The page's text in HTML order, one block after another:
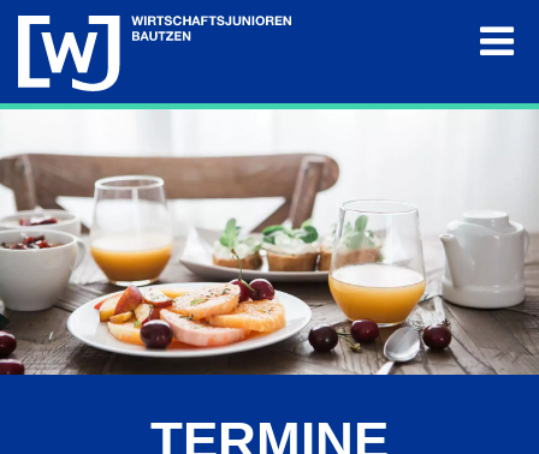
Termine
Projekte
Mitglieder
TERMINE